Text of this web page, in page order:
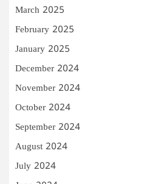
March 2025
February 2025
January 2025
December 2024
November 2024
October 2024
September 2024
August 2024
July 2024